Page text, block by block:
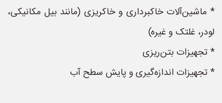
* ماشین‌آلات خاکبرداری و خاکریزی (مانند بیل مکانیکی،
لودر، غلتک و غیره)
* تجهیزات بتن‌ریزی
* تجهیزات اندازه‌گیری و پایش سطح آب